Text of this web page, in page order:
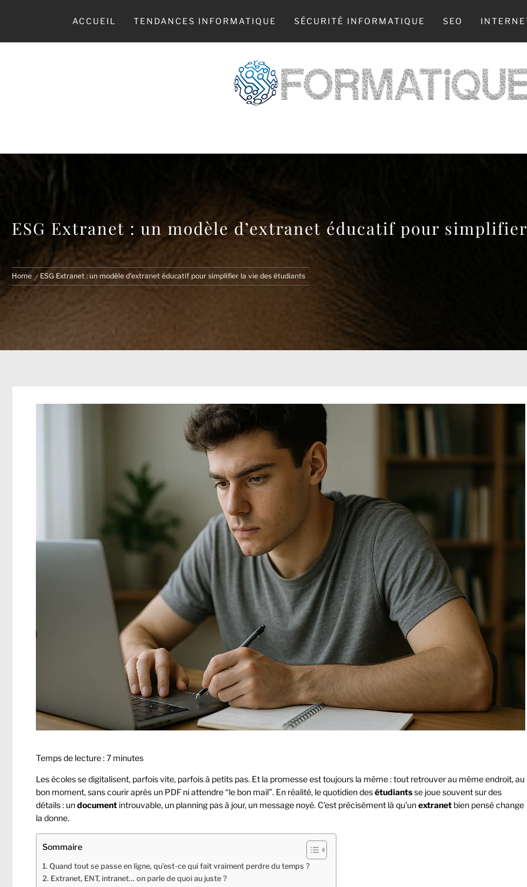
ACCUEIL TENDANCES INFORMATIQUE SÉCURITÉ INFORMATIQUE SEO
ESG Extranet : un modèle d’extranet éducatif pour
Home ESG Extranet : un modèle d’extranet éducatif pour simplifier la vie des étudiants
Temps de lecture :7 minutes
Les écoles se digitalisent, parfois vite, parfois à petits pas. Et la promesse est toujours la même : tout retrouver au même endroit, au
bon moment, sans courir après un PDF ni attendre “le bon mail”. En réalité, le quotidien desétudiantsse joue souvent sur des
détails : undocument introuvable, un planning pas à jour, un message noyé. C’est précisément là qu’unextranet bien pensé change
la donne.
Sommaire
Quand tout se passe en ligne, qu’est-ce qui fait vraiment perdre du temps ?
Extranet, ENT, intranet… on parle de quoi au juste ?